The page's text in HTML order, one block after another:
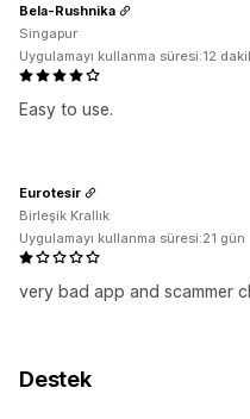
Easy to use.
Bela-Rushnika
Singapur
Uygulamayı kullanma süresi:12
very bad app and scammer
Eurotesir
Birleşik Krallık
Uygulamayı kullanma süresi:21 gün
Destek